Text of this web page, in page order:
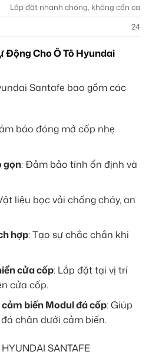
Lắp đặt nhanh chóng, không cần
24
Động Cho Ô Tô Hyundai
Santafe bao gồm các
bảo đóng mở cốp nhẹ
gọn: Đảm bảo tính ổn định và
liệu bọc vải chống cháy, an
hợp: Tạo sự chắc chắn khi
cửa cốp: Lắp đặt tại vị trí
cửa cốp.
biến Modul đá cốp: Giúp
chân dưới cảm biến.